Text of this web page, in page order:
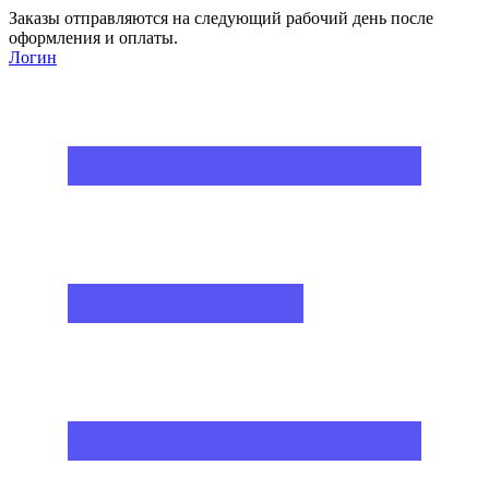
Заказы отправляются на следующий рабочий день после
оформления и оплаты.
Логин